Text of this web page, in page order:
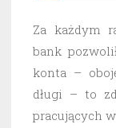
Za każdym
bank
konta –
długi – to
pracujących